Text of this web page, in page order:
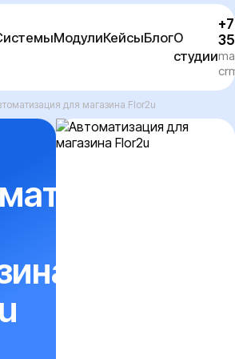
МодулиКейсыБлогО
студии
для магазина Flor2u